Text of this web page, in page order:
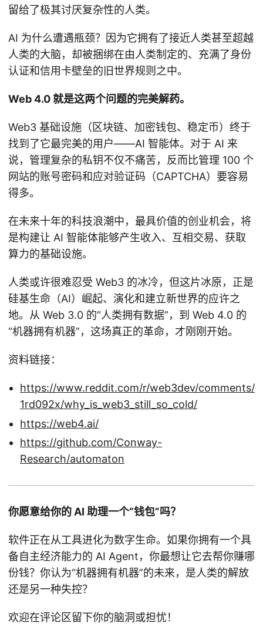
留给了极其讨厌复杂性的人类。
AI 为什么遭遇瓶颈？因为它拥有了接近人类甚至超越
人类的大脑，却被捆绑在由人类制定的、充满了身份
认证和信用卡壁垒的旧世界规则之中。
Web 4.0 就是这两个问题的完美解药。
Web3 基础设施（区块链、加密钱包、稳定币）终于
找到了它最完美的用户——AI 智能体。对于 AI 来
说，管理复杂的私钥不仅不痛苦，反而比管理 100 个
网站的账号密码和应对验证码（CAPTCHA）要容易
得多。
在未来十年的科技浪潮中，最具价值的创业机会，将
是构建让 AI 智能体能够产生收入、互相交易、获取
算力的基础设施。
人类或许很难忍受 Web3 的冰冷，但这片冰原，正是
硅基生命（AI）崛起、演化和建立新世界的应许之
地。从 Web 3.0 的“人类拥有数据”，到 Web 4.0 的
“机器拥有机器”，这场真正的革命，才刚刚开始。
资料链接：
https://www.reddit.com/r/web3dev/comments/
1rd092x/why_is_web3_still_so_cold/
https://web4.ai/
https://github.com/Conway-
Research/automaton
你愿意给你的 AI 助理一个“钱包”吗？
软件正在从工具进化为数字生命。如果你拥有一个具
备自主经济能力的 AI Agent，你最想让它去帮你赚哪
份钱？你认为“机器拥有机器”的未来，是人类的解放
还是另一种失控？
欢迎在评论区留下你的脑洞或担忧！